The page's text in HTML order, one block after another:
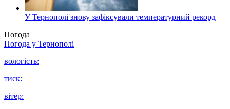
У Тернополі знову зафіксували температурний рекорд
Погода
Погода у Тернополі
вологість:
тиск:
вітер: